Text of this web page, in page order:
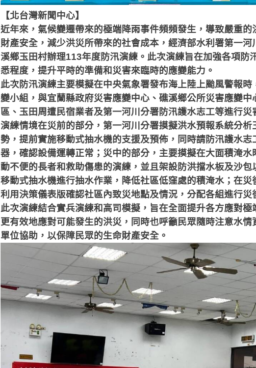
【北台灣新聞中心】
近年來，氣候變遷帶來的極端降雨事件頻頻發生，導致嚴重
財產安全，減少洪災所帶來的社會成本，經濟部水利署第一河
溪鄉玉田村辦理113年度防汛演練。此次演練旨在加強各項防
悉程度，提升平時的準備和災害來臨時的應變能力。
此次防汛演練主要模擬在中央氣象署發布海上陸上颱風警報
變小組，與宜蘭縣政府災害應變中心、礁溪鄉公所災害應變
區、玉田周遭民宿業者及第一河川分署防汛護水志工等進行災
演練情境在災前的部分，第一河川分署摸擬洪水預報系統分
勢，提前實施移動式抽水機的支援及預佈，同時請防汛護水志
器，確認設備運轉正常；災中的部分，主要摸擬在大面積淹
動不便的長者和救助傷患的演練，並且架設防洪擋水板及沙
移動式抽水機進行抽水作業，降低社區低窪處的積淹水；在
利用決策儀表版確認社區內致災地點及情況，分配各組進行災
此次演練結合實兵演練和高司模擬，旨在全面提升各方應對
更有效地應對可能發生的洪災，同時也呼籲民眾隨時注意水情
單位協助，以保障民眾的生命財產安全。